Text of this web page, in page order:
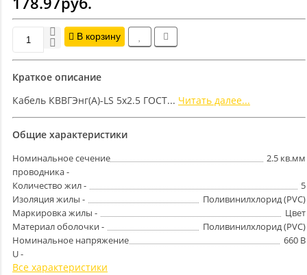
В корзину
Краткое описание
Кабель КВВГЭнг(А)-LS 5х2.5 ГОСТ... Читать далее...
Общие характеристики
Номинальное сечение
проводника -
2.5 кв.мм
Количество жил -
5
Изоляция жилы -
Поливинилхлорид (PVC)
Маркировка жилы -
Цвет
Материал оболочки -
Поливинилхлорид (PVC)
Номинальное напряжение
U -
660 В
Все характеристики